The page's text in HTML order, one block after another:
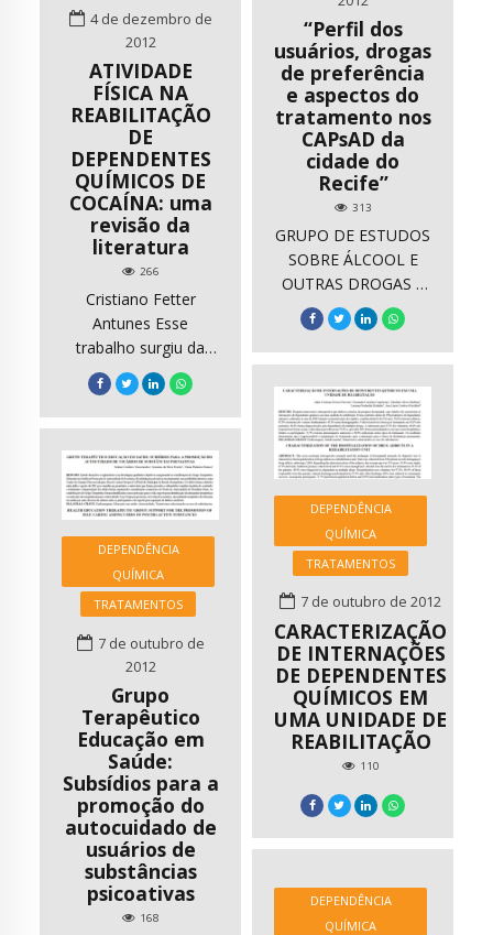
redirecionamento de
assistência centrado
no hospital
psiquiátrico para […]
treatment and
recovery. Traditional
tools are expensive,
time consuming,
complex, […]
“Perfil dos
usuários, drogas
de preferência
e aspectos do
tratamento nos
CAPsAD da
cidade do
Recife”
313
GRUPO DE ESTUDOS
SOBRE ÁLCOOL E
OUTRAS DROGAS –
GEAD / UFPE “Entre
pedras e tiros:perfil
dos usuários,
consumo e impacto
social do uso do
crack”
4 de dezembro de
2012
ATIVIDADE
FÍSICA NA
REABILITAÇÃO
DE
DEPENDENTES
QUÍMICOS DE
COCAÍNA: uma
revisão da
literatura
266
Cristiano Fetter
Antunes Esse
trabalho surgiu da
experiência do autor
com a dependência
química, ajudando e
publico em
comunidades
terapêuticas há oito
anos. Há
aproximadamente 2
anos iniciou o
exercício profissional
com estes sujeitos
através da corrida.
Eram realizados
treinos de corrida
dentro da
comunidade
terapêutica com o
objetivo de levar os
[…]
DEPENDÊNCIA
QUÍMICA
TRATAMENTOS
7 de outubro de 2012
CARACTERIZAÇÃO
DE INTERNAÇÕES
DE DEPENDENTES
QUÍMICOS EM
UMA UNIDADE DE
REABILITAÇÃO
110
DEPENDÊNCIA
QUÍMICA
TRATAMENTOS
7 de outubro de
2012
Grupo
Terapêutico
Educação em
Saúde:
Subsídios para a
promoção do
autocuidado de
usuários de
substâncias
psicoativas
168
DEPENDÊNCIA
QUÍMICA